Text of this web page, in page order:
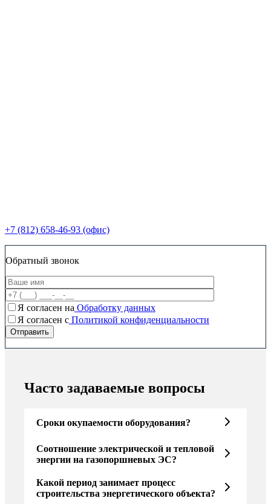
+7 (812) 658-46-93 (офис)
Обратный звонок
Я согласен на Обработку данных
Я согласен c Политикой конфиденциальности
Часто задаваемые вопросы
Сроки окупаемости оборудования?
Соотношение электрической и тепловой
энергии на газопоршневых ЭС?
Какой период занимает процесс
строительства энергетического объекта?